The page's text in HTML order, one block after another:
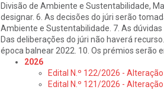
Divisão de Ambiente e Sustentabilidade,
designar. 6. As decisões do júri serão
Ambiente e Sustentabilidade. 7. As
Das deliberações do júri não haverá
época balnear 2022. 10. Os prémios serão
2026
Edital N.º 122/2026 -
Edital N.º 121/2026 -